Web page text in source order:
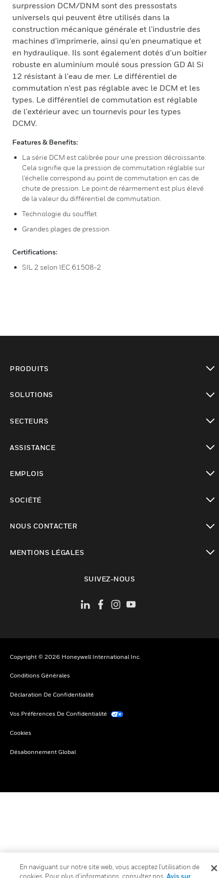
surpression DCM/DNM sont des pressostats
universels qui peuvent être utilisés dans la
construction mécanique générale et l'industrie des
machines d'imprimerie, ainsi qu'en pneumatique et
en hydraulique. Ils sont également dotés d'un boîtier
robuste en aluminium moulé sous pression GD Al Si
12 résistant à l'eau de mer. Le différentiel de
commutation n'est pas réglable avec le DCM et les
types. Le différentiel de commutation est réglable
de l'extérieur avec un tournevis pour les types
DCMV.
Features & Benefits:
La série DCM est calibrée pour une pression décroissante.
Cela signifie que la pression de commutation réglable sur
l'échelle correspond au point de commutation en cas de
chute de pression. Le point de réarmement est plus élevé
de la valeur du différentiel de commutation.
Technologie du soufflet
Grandes plages de pression
Certifications:
SIL 2 selon IEC 61508-2
PRODUITS
SOLUTIONS
SECTEURS
ASSISTANCE
EMPLOIS
SOCIÉTÉ
NOUS CONTACTER
MENTIONS LÉGALES
SUIVEZ-NOUS
Copyright © 2026 Honeywell International Inc.
Conditions Générales
Déclaration De Confidentialité
Vos Préférences De Confidentialité
Cookies
Désabonnement Global
En naviguant sur notre site web, vous acceptez l'utilisation de
cookies. Pour plus d’informations, consultez nos Avis sur